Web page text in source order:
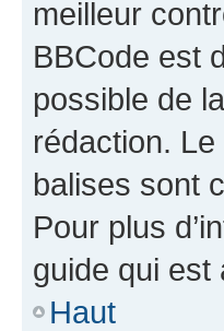
meilleur
BBCode est
possible de
rédaction. Le
balises sont
Pour plus
guide qui est
Haut